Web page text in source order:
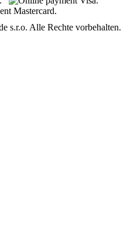
s.r.o. Alle Rechte vorbehalten.